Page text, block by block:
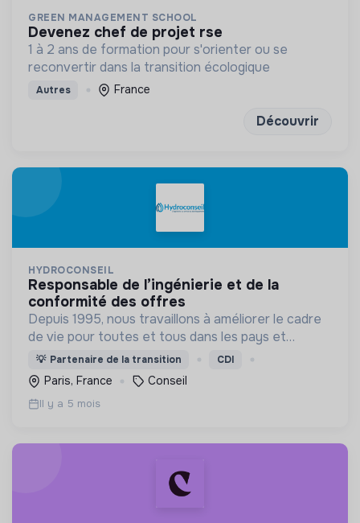
GREEN MANAGEMENT SCHOOL
devenez chef de projet rse
1 à 2 ans de formation pour s'orienter ou se
reconvertir dans la transition écologique
Autres France
Découvrir
HYDROCONSEIL
responsable de l’ingénierie et de la
conformité des offres
Depuis 1995, nous travaillons à améliorer le cadre
de vie pour toutes et tous dans les pays et
territoires en développement.
💡 Partenaire de la transition CDI
Paris, France Conseil
Il y a 5 mois